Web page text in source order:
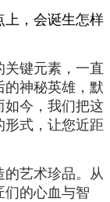
上，会诞生怎样
键元素，一直
的神秘英雄，默
如今，我们把这
式，让您近距
艺术珍品。从
们的心血与智